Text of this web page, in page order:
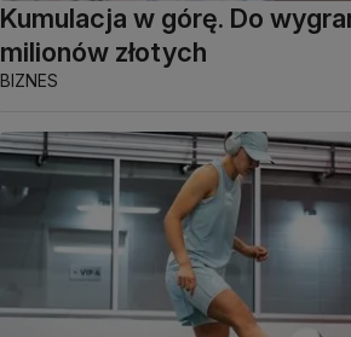
Kumulacja w górę. Do
milionów złotych
BIZNES